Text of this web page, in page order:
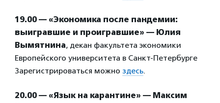
19.00 — «Экономика после пандемии:
выигравшие и проигравшие» — Юлия
Вымятнина, декан факультета экономики
Европейского университета в Санкт-Петербурге
Зарегистрироваться можно здесь.
20.00 — «Язык на карантине» — Максим